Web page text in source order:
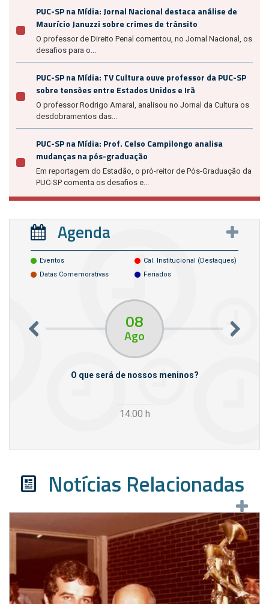
PUC-SP na Mídia: Jornal Nacional destaca análise de
Maurício Januzzi sobre crimes de trânsito
O professor de Direito Penal comentou, no Jornal Nacional, os
desafios para o...
PUC-SP na Mídia: TV Cultura ouve professor da PUC-SP
sobre tensões entre Estados Unidos e Irã
O professor Rodrigo Amaral, analisou no Jornal da Cultura os
desdobramentos das...
PUC-SP na Mídia: Prof. Celso Campilongo analisa
mudanças na pós-graduação
Em reportagem do Estadão, o pró-reitor de Pós-Graduação da
PUC-SP comenta os desafios e...
Agenda
Eventos
Cal. Institucional (destaques)
Datas Comemorativas
Feriados
08
Ago
O que será de nossos meninos?
14:00 h
Notícias Relacionadas